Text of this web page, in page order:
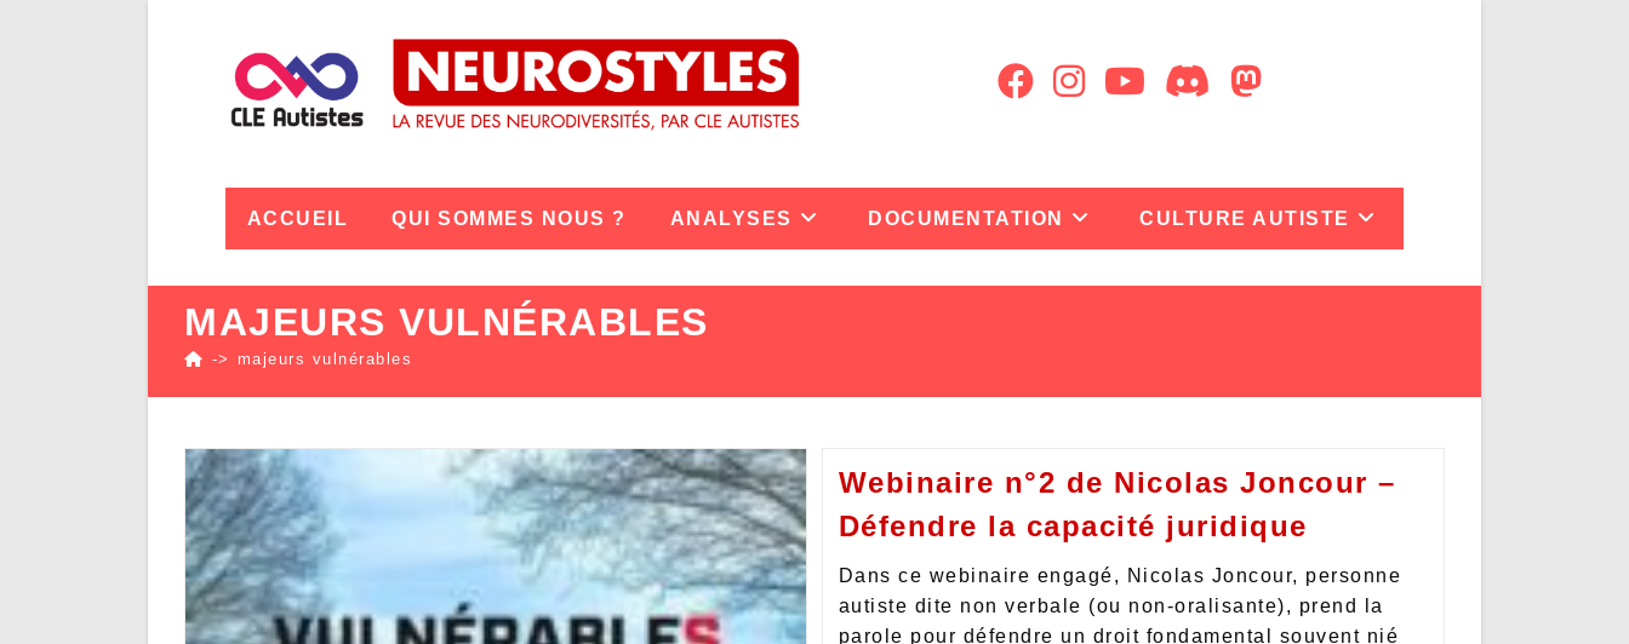
ACCUEIL QUI SOMMES NOUS ? ANALYSES DOCUMENTATION CULTURE AUTISTE
MAJEURS VULNÉRABLES
-> majeurs vulnérables
Webinaire n°2 de Nicolas Joncour –
Défendre la capacité juridique
Dans ce webinaire engagé, Nicolas Joncour, personne
autiste dite non verbale (ou non-oralisante), prend la
parole pour défendre un droit fondamental souvent nié